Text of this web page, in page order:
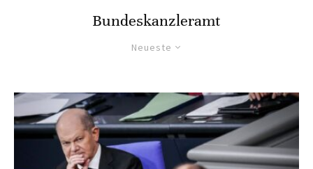
Bundeskanzleramt
Neueste